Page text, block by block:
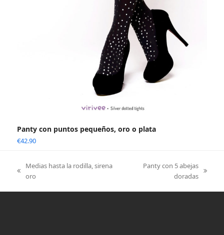
Panty con puntos pequeños, oro o plata
€42.90
previous
Medias hasta la rodilla, sirena
oro
Panty con 5 abejas
doradas